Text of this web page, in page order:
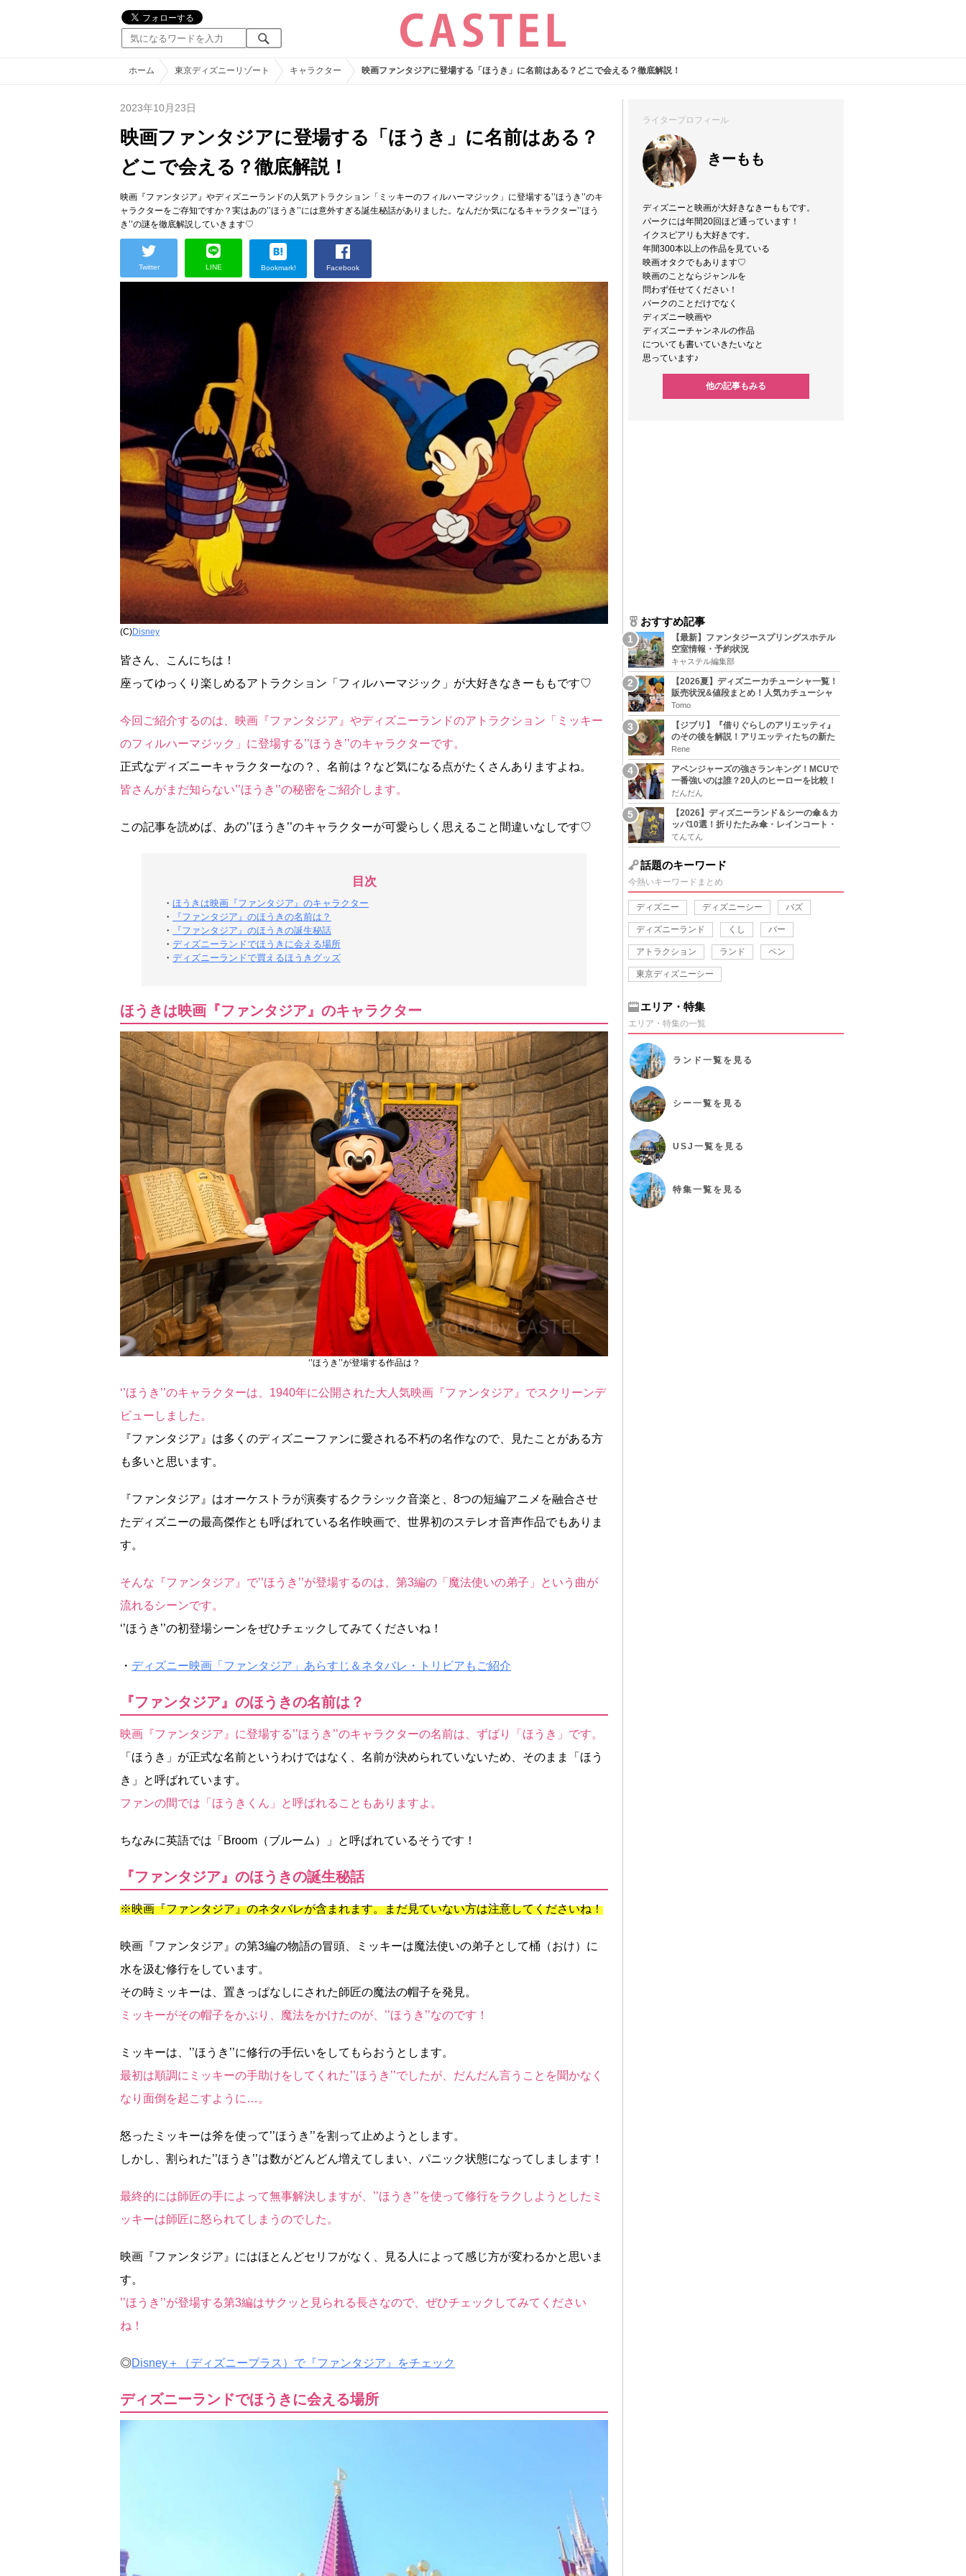
ホーム 東京ディズニーリゾート キャラクター 映画ファンタジアに登場する「ほうき」に名前はある？どこで会える？徹底解説！
2023年10月23日
映画ファンタジアに登場する「ほうき」に名前はある？
どこで会える？徹底解説！
映画『ファンタジア』やディズニーランドの人気アトラクション「ミッキーのフィルハーマジック」に登場する’’ほうき’’のキ
ャラクターをご存知ですか？実はあの’’ほうき’’には意外すぎる誕生秘話がありました。なんだか気になるキャラクター’’ほう
き’’の謎を徹底解説していきます♡
Twitter LINE Bookmark! Facebook
(C)Disney
皆さん、こんにちは！
座ってゆっくり楽しめるアトラクション「フィルハーマジック」が大好きなきーももです♡
今回ご紹介するのは、映画『ファンタジア』やディズニーランドのアトラクション「ミッキー
のフィルハーマジック」に登場する’’ほうき’’のキャラクターです。
正式なディズニーキャラクターなの？、名前は？など気になる点がたくさんありますよね。
皆さんがまだ知らない’’ほうき’’の秘密をご紹介します。
この記事を読めば、あの’’ほうき’’のキャラクターが可愛らしく思えること間違いなしです♡
目次
・ ほうきは映画『ファンタジア』のキャラクター
・
『ファンタジア』のほうきの名前は？
・
『ファンタジア』のほうきの誕生秘話
・ ディズニーランドでほうきに会える場所
・ ディズニーランドで買えるほうきグッズ
ほうきは映画『ファンタジア』のキャラクター
‘’ほうき’’が登場する作品は？
‘’ほうき’’のキャラクターは、1940年に公開された大人気映画『ファンタジア』でスクリーンデ
ビューしました。
『ファンタジア』は多くのディズニーファンに愛される不朽の名作なので、見たことがある方
も多いと思います。
『ファンタジア』はオーケストラが演奏するクラシック音楽と、8つの短編アニメを融合させ
たディズニーの最高傑作とも呼ばれている名作映画で、世界初のステレオ音声作品でもありま
す。
そんな『ファンタジア』で’’ほうき’’が登場するのは、第3編の「魔法使いの弟子」という曲が
流れるシーンです。
‘’ほうき’’の初登場シーンをぜひチェックしてみてくださいね！
・ ディズニー映画「ファンタジア」あらすじ＆ネタバレ・トリビアもご紹介
『ファンタジア』のほうきの名前は？
映画『ファンタジア』に登場する’’ほうき’’のキャラクターの名前は、ずばり「ほうき」です。
「ほうき」が正式な名前というわけではなく、名前が決められていないため、そのまま「ほう
き」と呼ばれています。
ファンの間では「ほうきくん」と呼ばれることもありますよ。
ちなみに英語では「Broom（ブルーム）」と呼ばれているそうです！
『ファンタジア』のほうきの誕生秘話
※映画『ファンタジア』のネタバレが含まれます。まだ見ていない方は注意してくださいね！
映画『ファンタジア』の第3編の物語の冒頭、ミッキーは魔法使いの弟子として桶（おけ）に
水を汲む修行をしています。
その時ミッキーは、置きっぱなしにされた師匠の魔法の帽子を発見。
ミッキーがその帽子をかぶり、魔法をかけたのが、’’ほうき’’なのです！
ミッキーは、’’ほうき’’に修行の手伝いをしてもらおうとします。
最初は順調にミッキーの手助けをしてくれた’’ほうき’’でしたが、だんだん言うことを聞かなく
なり面倒を起こすように…。
怒ったミッキーは斧を使って’’ほうき’’を割って止めようとします。
しかし、割られた’’ほうき’’は数がどんどん増えてしまい、パニック状態になってしまします！
最終的には師匠の手によって無事解決しますが、’’ほうき’’を使って修行をラクしようとしたミ
ッキーは師匠に怒られてしまうのでした。
映画『ファンタジア』にはほとんどセリフがなく、見る人によって感じ方が変わるかと思いま
す。
’’ほうき’’が登場する第3編はサクッと見られる長さなので、ぜひチェックしてみてください
ね！
◎Disney＋（ディズニープラス）で『ファンタジア』をチェック
ディズニーランドでほうきに会える場所
ライタープロフィール
きーもも
ディズニーと映画が大好きなきーももです。
パークには年間20回ほど通っています！
イクスピアリも大好きです。
年間300本以上の作品を見ている
映画オタクでもあります♡
映画のことならジャンルを
問わず任せてください！
パークのことだけでなく
ディズニー映画や
ディズニーチャンネルの作品
についても書いていきたいなと
思っています♪
他の記事もみる
おすすめ記事
【最新】ファンタジースプリングスホテル
空室情報・予約状況
キャステル編集部
【2026夏】ディズニーカチューシャ一覧！
販売状況&値段まとめ！人気カチューシャ
をチェック
Tomo
【ジブリ】『借りぐらしのアリエッティ』
のその後を解説！アリエッティたちの新た
な住処は？翔の病気は治る？
Rene
アベンジャーズの強さランキング！MCUで
一番強いのは誰？20人のヒーローを比較！
だんだん
【2026】ディズニーランド＆シーの傘＆カ
ッパ10選！折りたたみ傘・レインコート・
ポンチョも！
てんてん
話題のキーワード
今熱いキーワードまとめ
ディズニー ディズニーシー バズ
ディズニーランド くし バー
アトラクション ランド ペン
東京ディズニーシー
エリア・特集
エリア・特集の一覧
ランド 一覧を見る
シー一覧を見る
USJ 一覧を見る
特集一覧を見る